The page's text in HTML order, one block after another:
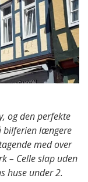
og den perfekte
bilferien længere
med over
– Celle slap uden
huse under 2.